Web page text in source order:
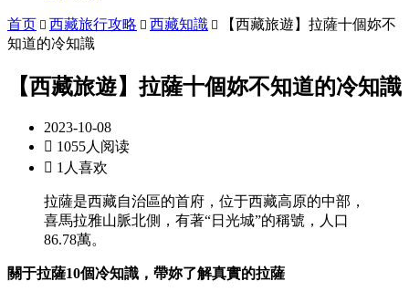
首页  西藏旅行攻略  西藏知識 
【西藏旅遊】拉薩十個妳不
知道的冷知識
【西藏旅遊】拉薩十個妳不知道的冷知識
2023-10-08
 1055人阅读
 1人喜欢
拉薩是西藏自治區的首府，位于西藏高原的中部，
喜馬拉雅山脈北側，有著“日光城”的稱號，人口
86.78萬。
關于拉薩10個冷知識，帶妳了解真實的拉薩